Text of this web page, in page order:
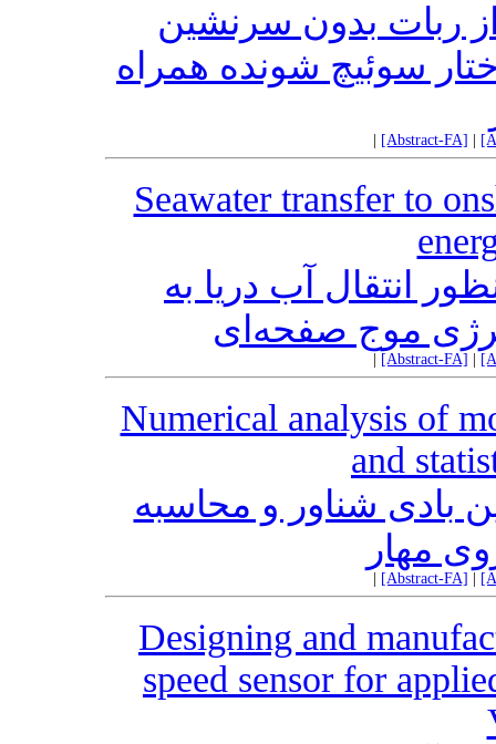
ربات بدون سرنشین
سوئیچ شونده همراه
[Abstract-FA]
Seawater transfer to
انتقال آب دریا به
موج صفحه‌ای
[Abstract-FA]
Numerical analysis of
and
بادی شناور و محاسبه
مهار
[Abstract-FA]
Designing and
speed sensor for